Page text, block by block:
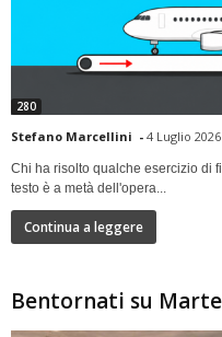
280
Stefano Marcellini - 4 Luglio 2026
Chi ha risolto qualche esercizio di
testo è a metà dell'opera...
Continua a leggere
Bentornati su